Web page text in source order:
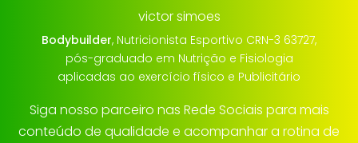
Bodybuilder, Nutricionista Esportivo CRN-3 63727,
pós-graduado em Nutrição e Fisiologia
aplicadas ao exercício físico e Publicitário
Siga nosso parceiro nas Rede Sociais para mais
conteúdo de qualidade e acompanhar a rotina de